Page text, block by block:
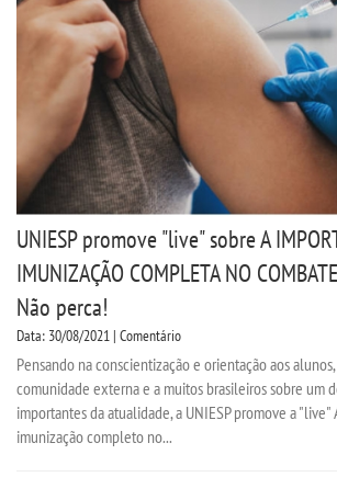
UNIESP promove "live" sobre A
IMUNIZAÇÃO COMPLETA NO
Não perca!
Data: 30/08/2021 | Comentário
Pensando na conscientização e orientação aos
comunidade externa e a muitos brasileiros sobre um
importantes da atualidade, a UNIESP promove a "live"
imunização completo no...